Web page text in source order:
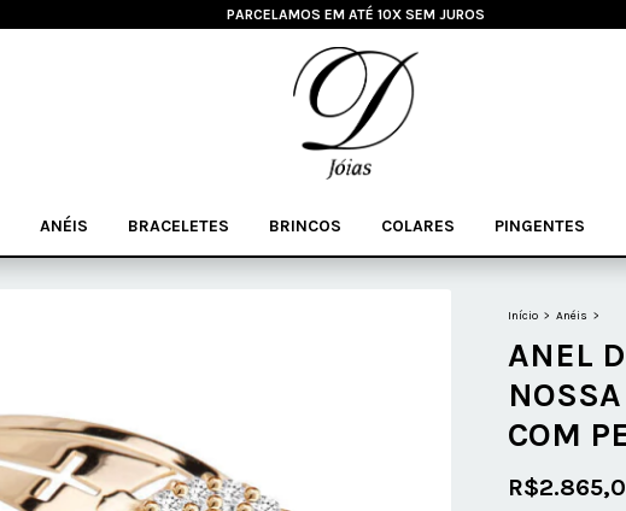
PARCELAMOS EM ATÉ 10X SEM JUROS
ANÉIS BRACELETES BRINCOS COLARES PINGENTES
Início > Anéis >
ANEL
COM